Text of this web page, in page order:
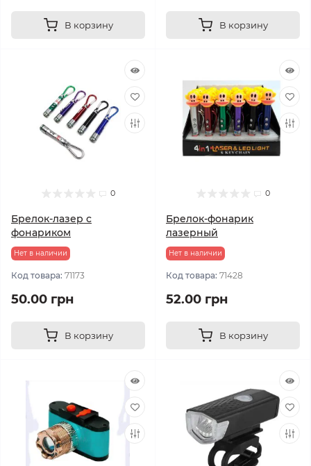
В корзину В корзину
0
Брелок-лазер с
фонариком
Нет в наличии
Код товара: 71173
50.00 грн
В корзину
0
Брелок-фонарик
лазерный
Нет в наличии
Код товара: 71428
52.00 грн
В корзину